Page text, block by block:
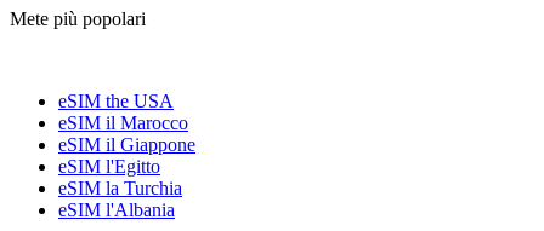
Mete più popolari
eSIM the USA
eSIM il Marocco
eSIM il Giappone
eSIM l'Egitto
eSIM la Turchia
eSIM l'Albania